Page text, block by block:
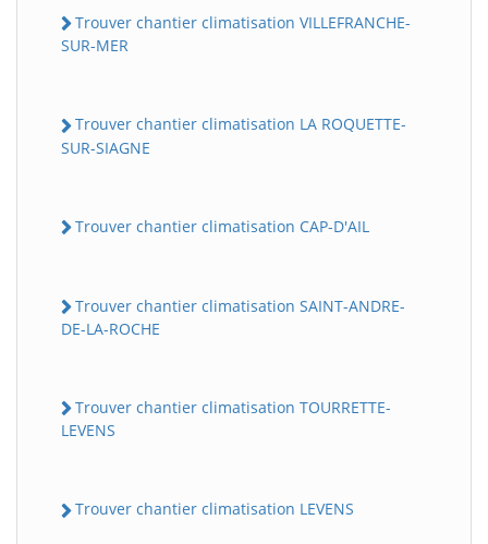
Trouver chantier climatisation VILLEFRANCHE-
SUR-MER
Trouver chantier climatisation LA ROQUETTE-
SUR-SIAGNE
Trouver chantier climatisation CAP-D'AIL
Trouver chantier climatisation SAINT-ANDRE-
DE-LA-ROCHE
Trouver chantier climatisation TOURRETTE-
LEVENS
Trouver chantier climatisation LEVENS